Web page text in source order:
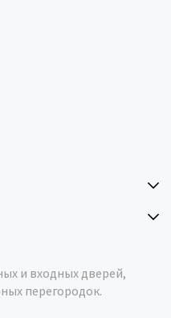
и входных дверей,
перегородок.